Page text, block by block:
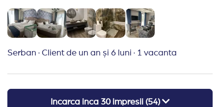
serviciile, personalul… mai puțin, din păcate. Lipsa
de atenție la detalii: pânze de păianjen prin colțuri,
locul de joacă al copiilor și el năpădit de pânze de
neîngrijită… mâncarea se recicla la greu, friptura de
azi era ciorba de ieri. Se vedea clar că bucățile de
pui din supă aveau urme de grill pe ele… lipsa de
informații despre alergeni, pe etichete fiind trecut
Serban · Client de un an și 6 luni · 1 vacanta
Incarca inca 30impresii (54)